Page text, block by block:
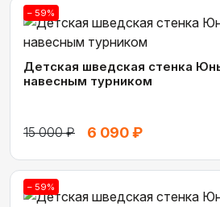
– 59%
Детская шведская стенка
навесным турником
15 000 ₽ 6 090 ₽
– 59%